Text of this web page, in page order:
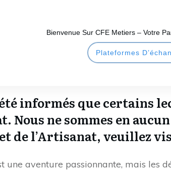
Bienvenue Sur CFE Metiers – Votre
Plateformes
informés que certains
Nous ne sommes en
de l’Artisanat, veuillez
une aventure passionnante, mais